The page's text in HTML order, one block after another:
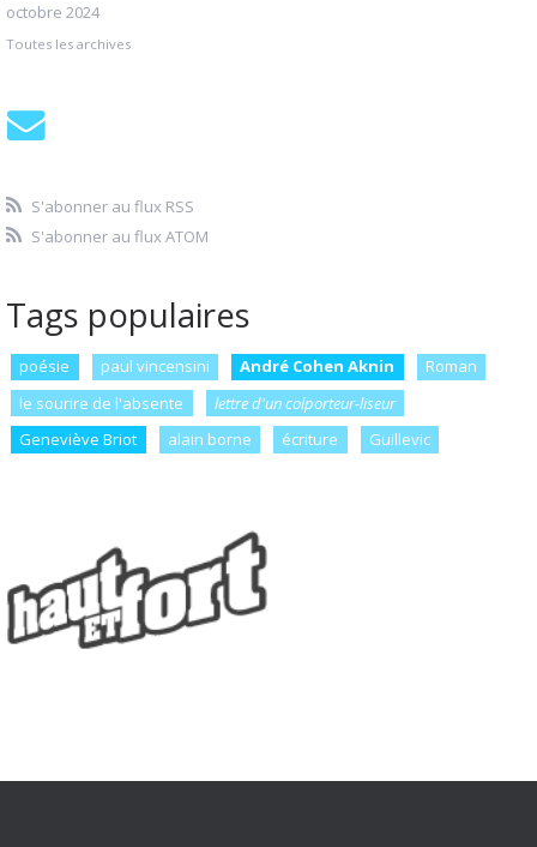
octobre 2024
Toutes les archives
S'abonner au flux RSS
S'abonner au flux ATOM
Tags populaires
poésie paul vincensini André Cohen Aknin
Roman
le sourire de l'absente
lettre d'un colporteur-liseur
Geneviève Briot
alain borne écriture Guillevic